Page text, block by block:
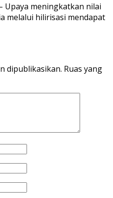
Upaya meningkatkan nilai
melalui hilirisasi mendapat
dipublikasikan. Ruas yang